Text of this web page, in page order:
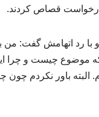
درخواست قصاص کردند.
با رد اتهامش گفت:
موضوع چیست و چرا
البته باور نکردم